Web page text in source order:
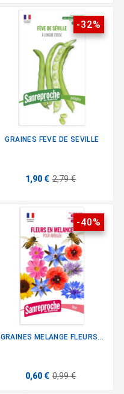
-32%
GRAINES FEVE DE SEVILLE
1,90 € 2,79 €
-40%
GRAINES MELANGE FLEURS...
0,60 € 0,99 €